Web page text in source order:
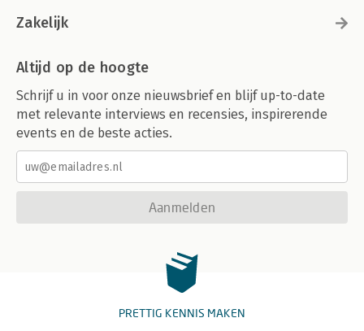
Zakelijk
Altijd op de hoogte
Schrijf u in voor onze nieuwsbrief en blijf up-to-date
met relevante interviews en recensies, inspirerende
events en de beste acties.
Aanmelden
PRETTIG KENNIS MAKEN